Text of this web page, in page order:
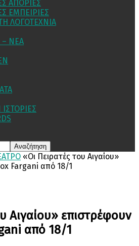
ΑΠΟΡΙΕΣ
ΕΜΠΕΙΡΙΕΣ
ΛΟΓΟΤΕΧΝΙΑ
– ΝΕΑ
«Οι Πειρατές του Αιγαίου»
Fargani από 18/1
Αιγαίου» επιστρέφουν
από 18/1